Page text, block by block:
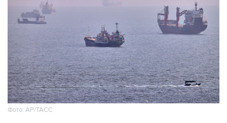
Фото: AP/ТАСС